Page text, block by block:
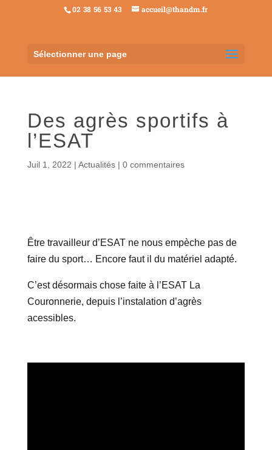
02 38 56 53 43 accueil@thandm.fr
Sélectionner une page
Des agrès sportifs à
l’ESAT
Juil 1, 2022 | Actualités| 0 commentaires
Être travailleur d’ESAT ne nous empèche pas de
faire du sport… Encore faut il du matériel adapté.
C’est désormais chose faite à l’ESAT La
Couronnerie, depuis l’instalation d’agrès
acessibles.